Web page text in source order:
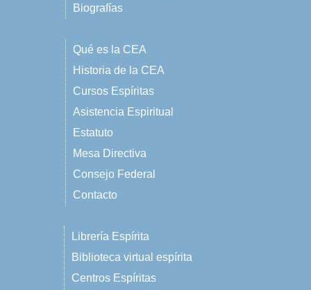
Biografías
Qué es la CEA
Historia de la CEA
Cursos Espíritas
Asistencia Espiritual
Estatuto
Mesa Directiva
Consejo Federal
Contacto
Librería Espírita
Biblioteca virtual espírita
Centros Espíritas